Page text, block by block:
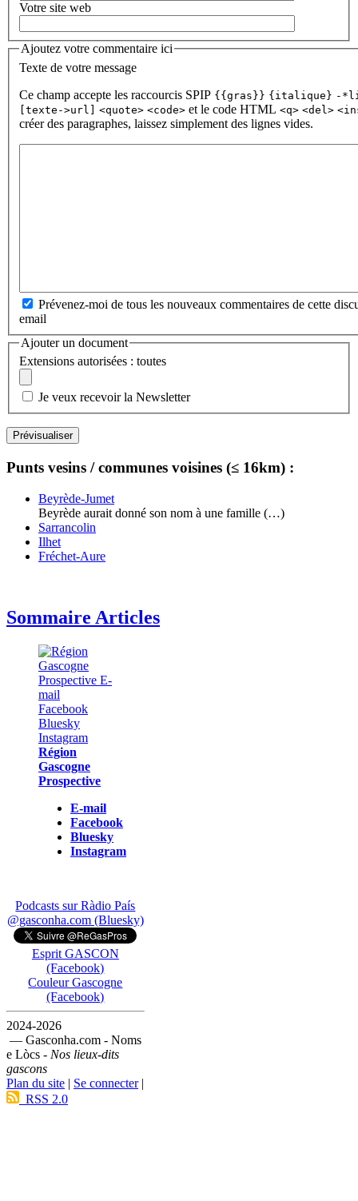
Votre site web
Ajoutez votre commentaire ici
Texte de votre message
Ce champ accepte les raccourcis SPIP {{gras}} {italique} -
[texte->url] <quote> <code> et le code HTML <q> <del>
créer des paragraphes, laissez simplement des lignes vides.
Prévenez-moi de tous les nouveaux commentaires de cette
email
Ajouter un document
Extensions autorisées : toutes
Je veux recevoir la Newsletter
Punts vesins / communes voisines (≤ 16km) :
Beyrède-Jumet
Beyrède aurait donné son nom à une famille (…)
Sarrancolin
Ilhet
Fréchet-Aure
Sommaire Articles
Région
Gascogne
Prospective
E-mail
Facebook
Bluesky
Instagram
Podcasts sur Ràdio País
@gasconha.com (Bluesky)
Esprit GASCON
(Facebook)
Couleur Gascogne
(Facebook)
2024-2026
— Gasconha.com - Noms
e Lòcs - Nos lieux-dits
gascons
Plan du site | Se connecter|
RSS 2.0